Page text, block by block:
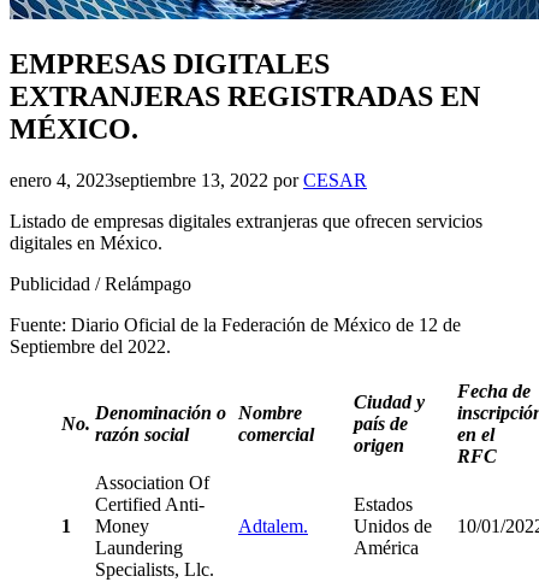
EMPRESAS DIGITALES
EXTRANJERAS REGISTRADAS EN
MÉXICO.
enero 4, 2023septiembre 13, 2022 porCESAR
Listado de empresas digitales extranjeras que ofrecen servicios
digitales en México.
Publicidad / Relámpago
Fuente: Diario Oficial de la Federación de México de 12 de
Septiembre del 2022.
No.
Denominación o
razón social
Nombre
comercial
Ciudad y
país de
origen
Fecha de
en el
RFC
1
Association Of
Certified Anti-
Money
Laundering
Specialists, Llc.
Adtalem.
Estados
Unidos de
América
10/01/